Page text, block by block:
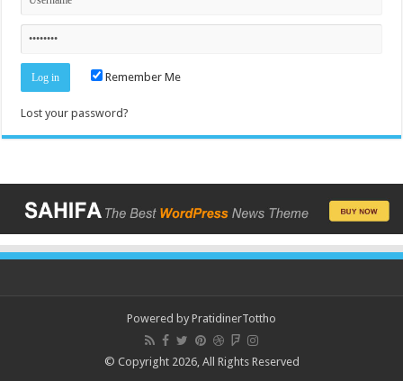
Remember Me
Lost your password?
Powered by PratidinerTottho
© Copyright 2026, All Rights Reserved